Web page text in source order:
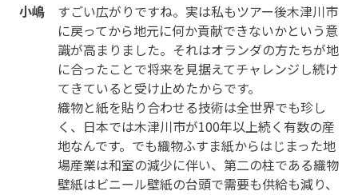
小嶋 すごい広がりですね。実は私もツアー後木津川市
に戻ってから地元に何か貢献できないかという意
識が高まりました。それはオランダの方たちが地
に合ったことで将来を見据えてチャレンジし続け
てきていると受け止めたからです。
織物と紙を貼り合わせる技術は全世界でも珍し
く、日本では木津川市が100年以上続く有数の産
地なんです。でも織物ふすま紙からはじまった地
場産業は和室の減少に伴い、第二の柱である織物
壁紙はビニール壁紙の台頭で需要も供給も減り、